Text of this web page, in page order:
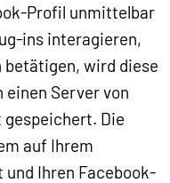
Profil unmittelbar
ins interagieren,
betätigen, wird diese
Server von
Die
auf Ihrem
Ihren Facebook-